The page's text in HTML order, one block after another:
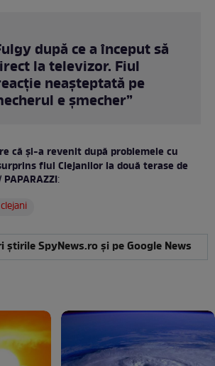
după ce a început să
la televizor. Fiul
neașteptată pe
e șmecher”
că și-a revenit după problemele cu
fiul Clejanilor la două terase de
:
știrile SpyNews.ro și pe Google News